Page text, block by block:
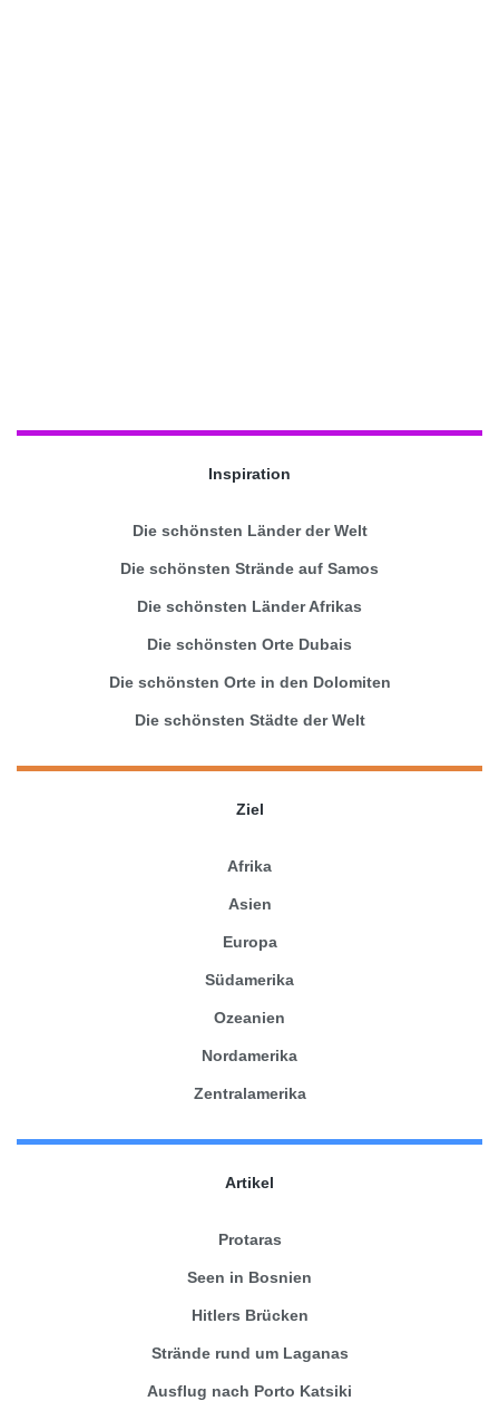
Inspiration
Die schönsten Länder der Welt
Die schönsten Strände auf Samos
Die schönsten Länder Afrikas
Die schönsten Orte Dubais
Die schönsten Orte in den Dolomiten
Die schönsten Städte der Welt
Ziel
Afrika
Asien
Europa
Südamerika
Ozeanien
Nordamerika
Zentralamerika
Artikel
Protaras
Seen in Bosnien
Hitlers Brücken
Strände rund um Laganas
Ausflug nach Porto Katsiki